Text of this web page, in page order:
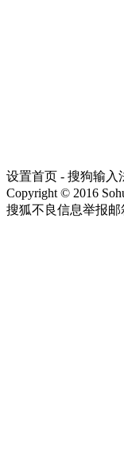
设置首页 - 搜狗输入
Copyright © 2016
搜狐不良信息举报邮